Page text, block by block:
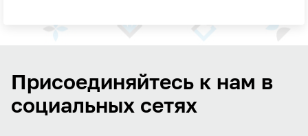
Присоединяйтесь к нам в
социальных сетях